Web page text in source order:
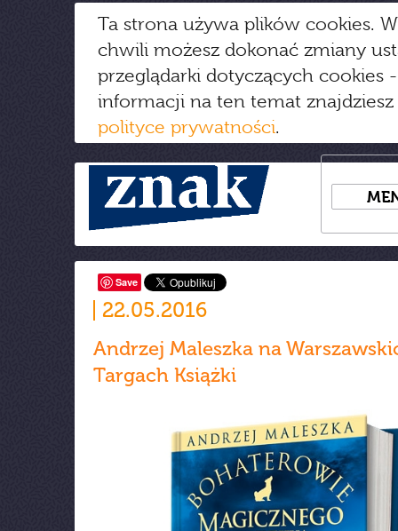
Ta strona używa plików cookies.
chwili możesz dokonać zmiany
przeglądarki dotyczących cookies
informacji na ten temat
polityce prywatności.
Save
22.05.2016
Andrzej Maleszka na
Targach Książki